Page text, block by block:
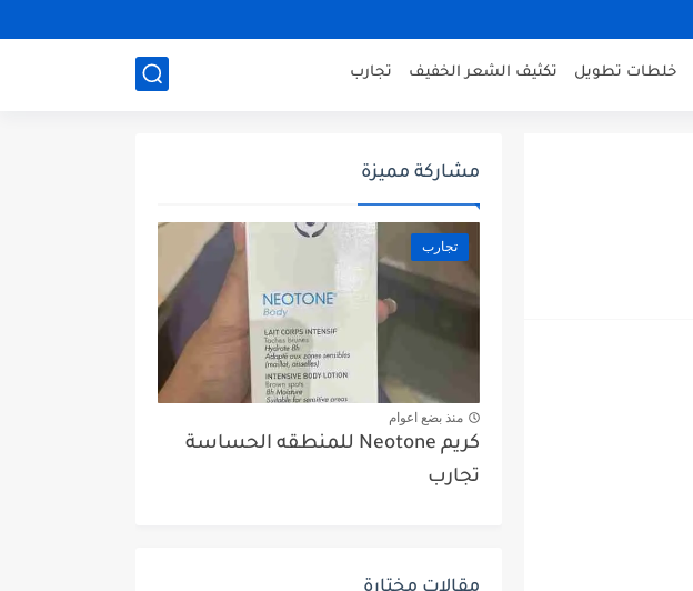
خلطات تطويل تكثيف الشعر الخفيف تجارب
مشاركة مميزة
تجارب
منذ بضع اعوام
كريم Neotone للمنطقه الحساسة
تجارب